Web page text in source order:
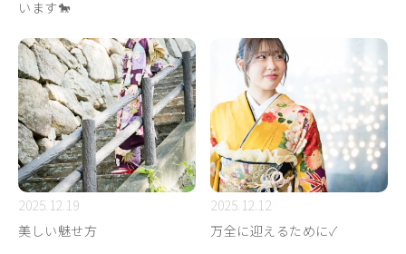
います🐎
2025.12.19
美しい魅せ方
2025.12.12
万全に迎えるために✓